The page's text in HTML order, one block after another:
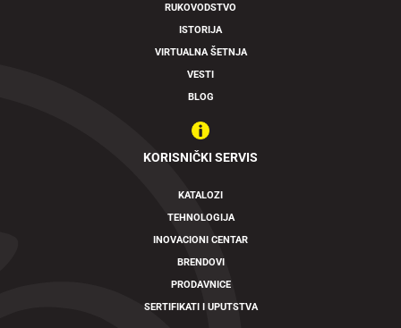
RUKOVODSTVO
ISTORIJA
VIRTUALNA ŠETNJA
VESTI
BLOG
KORISNIČKI SERVIS
KATALOZI
TEHNOLOGIJA
INOVACIONI CENTAR
BRENDOVI
PRODAVNICE
SERTIFIKATI I UPUTSTVA